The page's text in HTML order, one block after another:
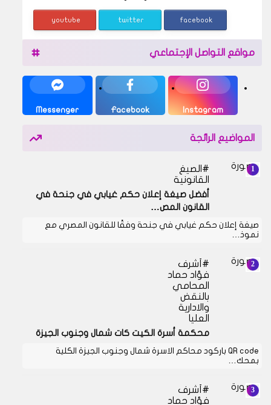
facebook
twitter
youtube
مواقع التواصل الإجتماعي
Instagram
Facebook
Messenger
المواضيع الرائجة
الصيغ
القانونية
أفضل صيغة إعلان حكم غيابي في جنحة في
القانون المص…
صيغة إعلان حكم غيابي في جنحة وفقًا للقانون المصري مع
نموذ…
أشرف
فؤاد حماد
المحامي
بالنقض
والادارية
العليا
محكمة أسرة الكيت كات شمال وجنوب الجيزة
QR code باركود محاكم الاسرة شمال وجنوب الجيزة الكلية
بمحك…
أشرف
فؤاد حماد